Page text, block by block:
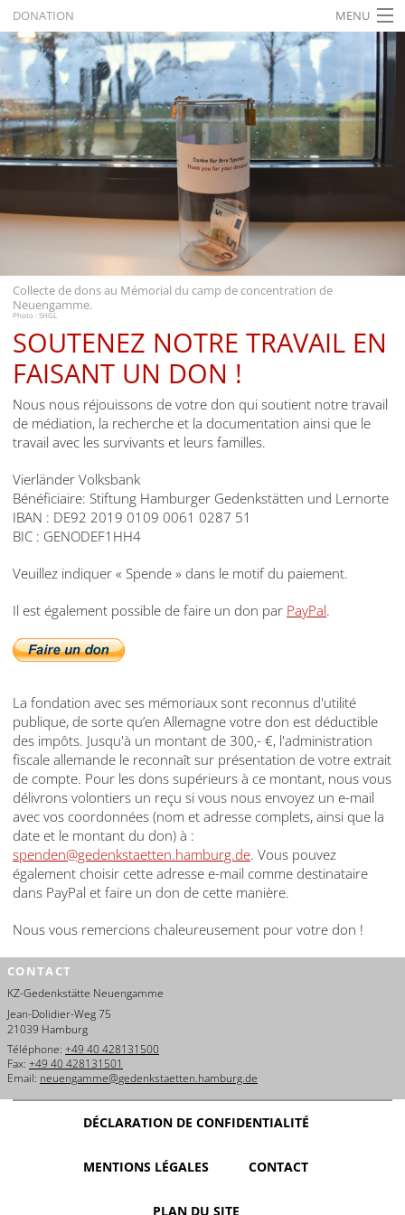
DONATION MENU
ACCUEIL
ACTUALITÉS
EXPOSITIONS
HISTORIQUE
RECHERCHE
SERVICE
Collecte de dons au Mémorial du camp de concentration de
Neuengamme.
Photo : SHGL
SOUTENEZ NOTRE TRAVAIL EN
FAISANT UN DON !
Nous nous réjouissons de votre don qui soutient notre travail
de médiation, la recherche et la documentation ainsi que le
travail avec les survivants et leurs familles.
Vierländer Volksbank
Bénéficiaire: Stiftung Hamburger Gedenkstätten und Lernorte
IBAN : DE92 2019 0109 0061 0287 51
BIC : GENODEF1HH4
Veuillez indiquer « Spende » dans le motif du paiement.
Il est également possible de faire un don par PayPal.
La fondation avec ses mémoriaux sont reconnus d'utilité
publique, de sorte qu’en Allemagne votre don est déductible
des impôts. Jusqu'à un montant de 300,- €, l'administration
fiscale allemande le reconnaît sur présentation de votre extrait
de compte. Pour les dons supérieurs à ce montant, nous vous
délivrons volontiers un reçu si vous nous envoyez un e-mail
avec vos coordonnées (nom et adresse complets, ainsi que la
date et le montant du don) à :
spenden@gedenkstaetten.hamburg.de. Vous pouvez
également choisir cette adresse e-mail comme destinataire
dans PayPal et faire un don de cette manière.
Nous vous remercions chaleureusement pour votre don !
CONTACT
KZ-Gedenkstätte Neuengamme
Jean-Dolidier-Weg 75
21039 Hamburg
Téléphone: +49 40 428131500
Fax: +49 40 428131501
Email: neuengamme@gedenkstaetten.hamburg.de
DÉCLARATION DE CONFIDENTIALITÉ
MENTIONS LÉGALES CONTACT
PLAN DU SITE